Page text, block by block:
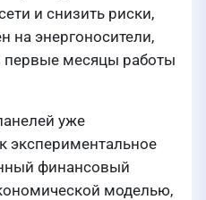
и снизить риски,
на энергоносители,
первые месяцы работы
уже
экспериментальное
финансовый
моделью,